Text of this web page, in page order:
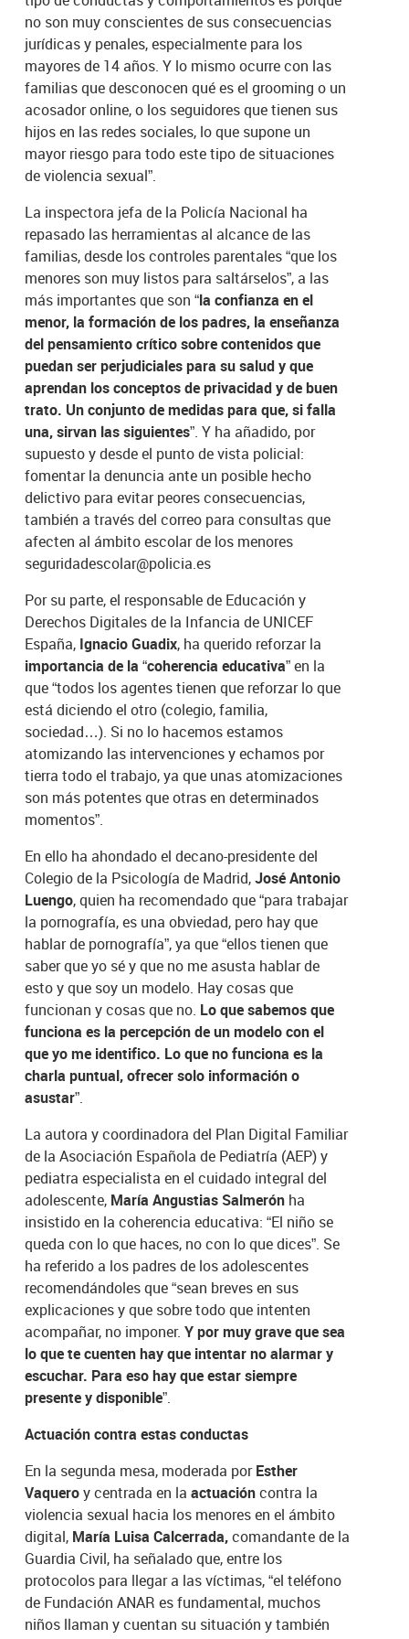
no son muy conscientes de sus consecuencias
jurídicas y penales, especialmente para los
mayores de 14 años. Y lo mismo ocurre con las
familias que desconocen qué es el grooming o un
acosador online, o los seguidores que tienen sus
hijos en las redes sociales, lo que supone un
mayor riesgo para todo este tipo de situaciones
de violencia sexual”.
La inspectora jefa de la Policía Nacional ha
repasado las herramientas al alcance de las
familias, desde los controles parentales “que los
menores son muy listos para saltárselos”, a las
más importantes que son“la confianza en el
menor, la formación de los padres, la enseñanza
del pensamiento crítico sobre contenidos que
puedan ser perjudiciales para su salud y que
aprendan los conceptos de privacidad y de buen
trato. Un conjunto de medidas para que, si falla
una, sirvan las siguientes”. Y ha añadido, por
supuesto y desde el punto de vista policial:
fomentar la denuncia ante un posible hecho
delictivo para evitar peores consecuencias,
también a través del correo para consultas que
afecten al ámbito escolar de los menores
seguridadescolar@policia.es
Por su parte, el responsable de Educación y
Derechos Digitales de la Infancia de UNICEF
España, Ignacio Guadix, ha querido reforzar la
importancia de la “coherencia educativa”en la
que “todos los agentes tienen que reforzar lo que
está diciendo el otro (colegio, familia,
sociedad…). Si no lo hacemos estamos
atomizando las intervenciones y echamos por
tierra todo el trabajo, ya que unas atomizaciones
son más potentes que otras en determinados
momentos”.
En ello ha ahondado el decano-presidente del
Colegio de la Psicología de Madrid,José Antonio
Luengo, quien ha recomendado que “para trabajar
la pornografía, es una obviedad, pero hay que
hablar de pornografía”, ya que “ellos tienen que
saber que yo sé y que no me asusta hablar de
esto y que soy un modelo. Hay cosas que
funcionan y cosas que no. Lo que sabemos que
funciona es la percepción de un modelo con el
que yo me identifico. Lo que no funciona es la
charla puntual, ofrecer solo información o
asustar”.
La autora y coordinadora del Plan Digital Familiar
de la Asociación Española de Pediatría (AEP) y
pediatra especialista en el cuidado integral del
adolescente, María Angustias Salmerón ha
insistido en la coherencia educativa: “El niño se
queda con lo que haces, no con lo que dices”. Se
ha referido a los padres de los adolescentes
recomendándoles que “sean breves en sus
explicaciones y que sobre todo que intenten
acompañar, no imponer.Y por muy grave que sea
lo que te cuenten hay que intentar no alarmar y
escuchar. Para eso hay que estar siempre
presente y disponible”.
Actuación contra estas conductas
En la segunda mesa, moderada porEsther
Vaqueroy centrada en laactuacióncontra la
violencia sexual hacia los menores en el ámbito
digital, María Luisa Calcerrada,comandante de la
Guardia Civil, ha señalado que, entre los
protocolos para llegar a las víctimas, “el teléfono
de Fundación ANAR es fundamental, muchos
niños llaman y cuentan su situación y también